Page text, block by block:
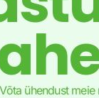
Võta ühendust